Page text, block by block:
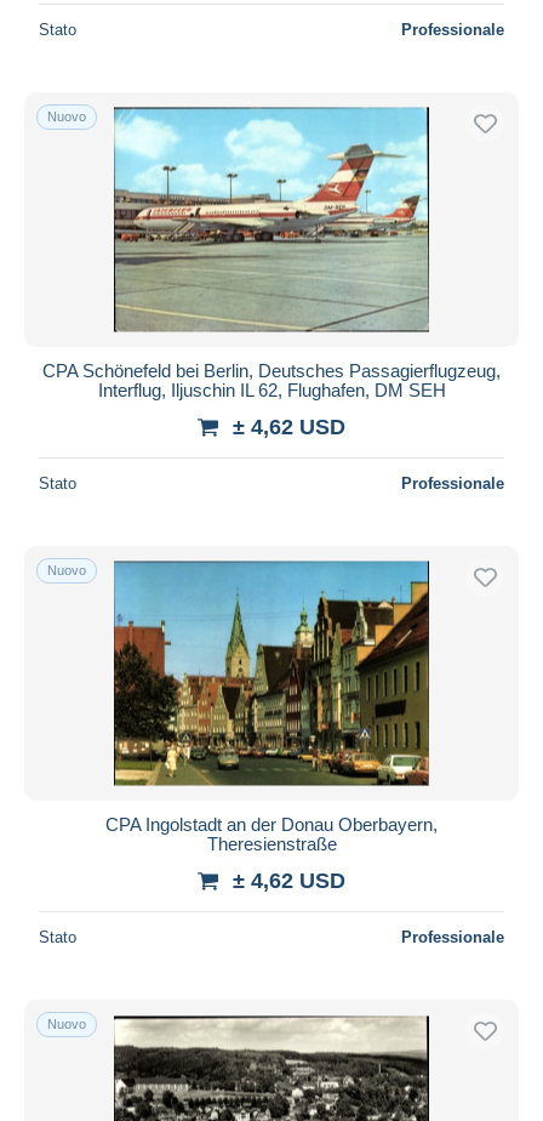
Stato Professionale
Nuovo
CPA Schönefeld bei Berlin, Deutsches Passagierflugzeug,
Interflug, Iljuschin IL 62, Flughafen, DM SEH
± 4,62 USD
Stato Professionale
Nuovo
CPA Ingolstadt an der Donau Oberbayern,
Theresienstraße
± 4,62 USD
Stato Professionale
Nuovo